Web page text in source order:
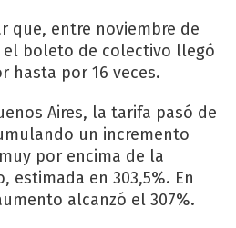
que, entre noviembre de
el boleto de colectivo llegó
hasta por 16 veces.
Aires, la tarifa pasó de
un incremento
por encima de la
estimada en 303,5%. En
alcanzó el 307%.